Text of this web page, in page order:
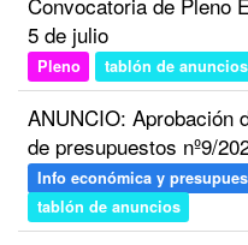
5 de julio
Pleno tablón de anuncios
ANUNCIO: Aprobación
de presupuestos nº9/
Info económica y
tablón de anuncios